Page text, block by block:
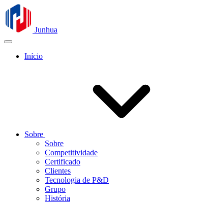
Junhua
Início
Sobre
Sobre
Competitividade
Certificado
Clientes
Tecnologia de P&D
Grupo
História